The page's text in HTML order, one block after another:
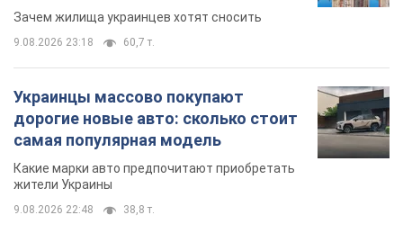
сносе домов
Зачем жилища украинцев хотят сносить
9.08.2026 23:18 60,7 т.
Украинцы массово покупают
дорогие новые авто: сколько стоит
самая популярная модель
Какие марки авто предпочитают приобретать
жители Украины
9.08.2026 22:48 38,8 т.